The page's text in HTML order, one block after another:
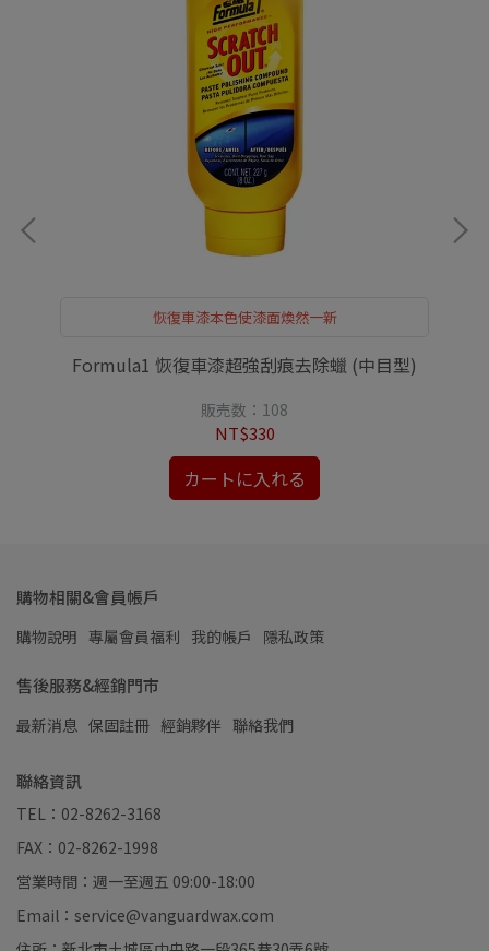
恢復車漆本色使漆面煥然一新
Formula1 恢復車漆超強刮痕去除蠟 (中目型)
販売数：108
NT$330
カートに入れる
購物相關&會員帳戶
購物說明 專屬會員福利 我的帳戶 隱私政策
售後服務&經銷門市
最新消息 保固註冊 經銷夥伴 聯絡我們
聯絡資訊
TEL：02-8262-3168
FAX：02-8262-1998
営業時間：週一至週五 09:00-18:00
Email：service@vanguardwax.com